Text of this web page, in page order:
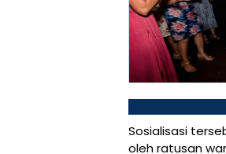
Sosialisasi
oleh ratusan